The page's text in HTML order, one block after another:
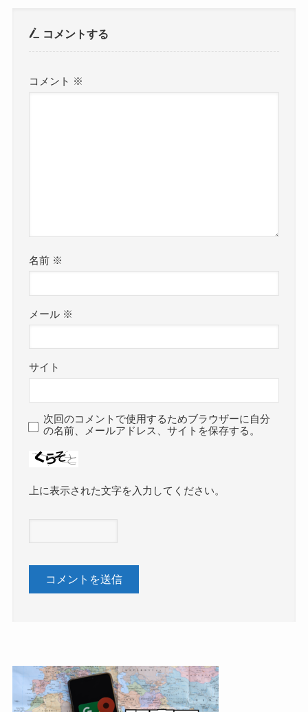
コメントする
コメント ※
名前 ※
メール ※
サイト
次回のコメントで使用するためブラウザーに自分
の名前、メールアドレス、サイトを保存する。
上に表示された文字を入力してください。